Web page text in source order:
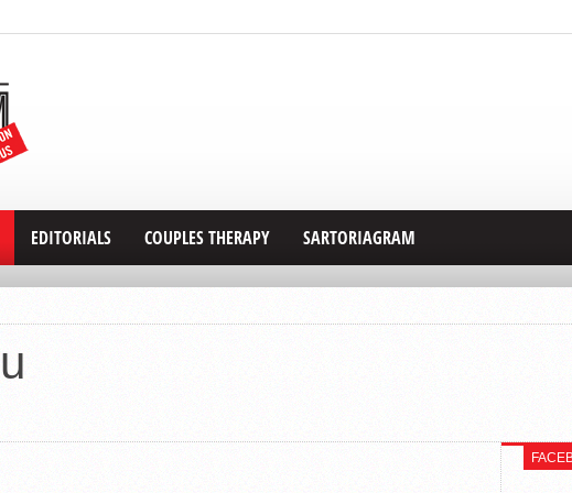
EDITORIALS COUPLES THERAPY SARTORIAGRAM